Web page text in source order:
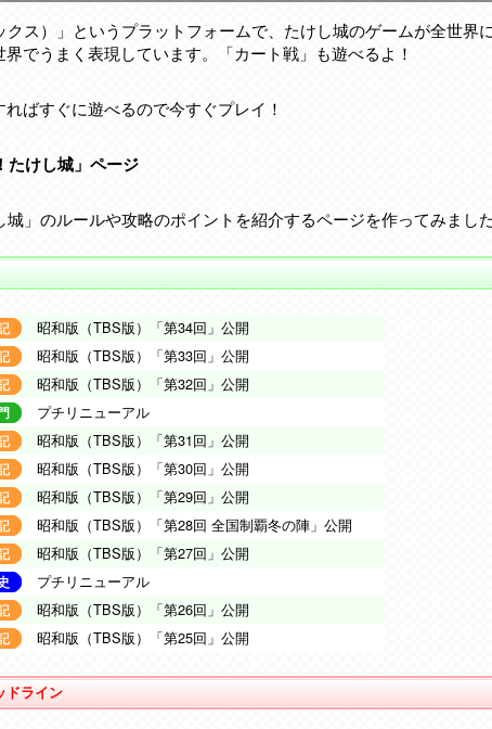
クス）」というプラットフォームで、たけし城のゲームが全世
でうまく表現しています。「カート戦」も遊べるよ！
ばすぐに遊べるので今すぐプレイ！
たけし城」ページ
城」のルールや攻略のポイントを紹介するページを作ってみました
昭和版（TBS版）「第34回」公開
昭和版（TBS版）「第33回」公開
昭和版（TBS版）「第32回」公開
プチリニューアル
昭和版（TBS版）「第31回」公開
昭和版（TBS版）「第30回」公開
昭和版（TBS版）「第29回」公開
昭和版（TBS版）「第28回 全国制覇冬の陣」公開
昭和版（TBS版）「第27回」公開
プチリニューアル
昭和版（TBS版）「第26回」公開
昭和版（TBS版）「第25回」公開
ドライン